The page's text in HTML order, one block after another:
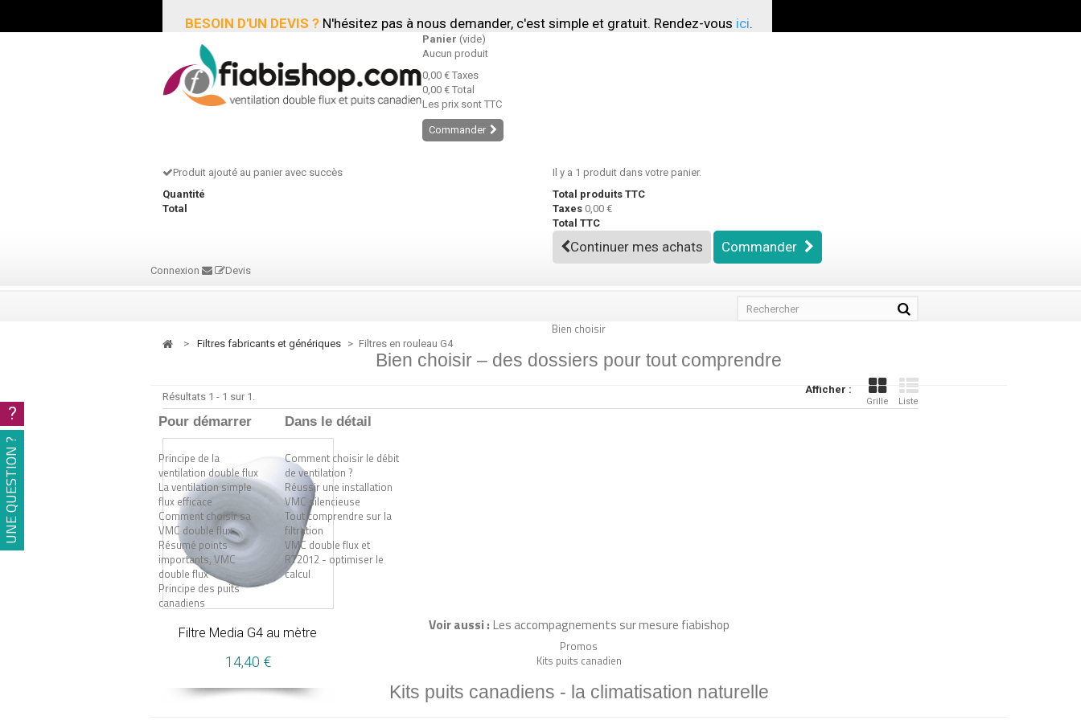
BESOIN D'UN DEVIS ? N'hésitez pas à nous demander, c'est simple et gratuit. Rendez-vous ici.
Panier (vide)
Aucun produit
0,00 € Taxes
0,00 € Total
Les prix sont TTC
Commander
Produit ajouté au panier avec succès
Quantité
Total
Il y a 1 produit dans votre panier.
Total produits TTC
Taxes 0,00 €
Total TTC
Continuer mes achats Commander
Connexion Devis
Bien choisir
Bien choisir – des dossiers pour tout comprendre
Pour démarrer
Principe de la
ventilation double flux
La ventilation simple
flux efficace
Comment choisir sa
VMC double flux
Résumé points
importants, VMC
double flux
Principe des puits
canadiens
Dans le détail
Comment choisir le débit
de ventilation ?
Réussir une installation
VMC silencieuse
Tout comprendre sur la
filtration
VMC double flux et
RT2012 - optimiser le
calcul
Voir aussi : Les accompagnements sur mesure fiabishop
Promos
Kits puits canadien
Kits puits canadiens - la climatisation naturelle
> filtres fabricants et génériques > Filtres en rouleau G4
Résultats 1 - 1 sur 1.
Afficher :
Grille Liste
Filtre Media G4 au mètre
14,40 €
?
UNE QUESTION ?